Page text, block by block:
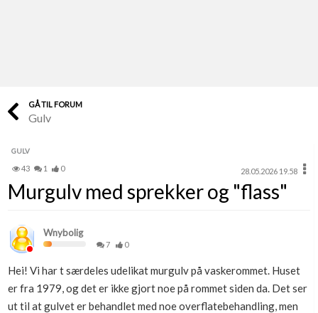
Finn håndverkere
Papirer som mangler
Skaff dokumentasjon som mangler
Kundeservice
Få svar på det du lurer på
Kom i gang med Boligmappa
Se din bolig? Klikk her
GÅ TIL FORUM
Gulv
GULV
43 1 0 28.05.2026 19.58
Murgulv med sprekker og "flass"
Wnybolig
7 0
Hei! Vi har t særdeles udelikat murgulv på vaskerommet. Huset
er fra 1979, og det er ikke gjort noe på rommet siden da. Det ser
ut til at gulvet er behandlet med noe overflatebehandling, men